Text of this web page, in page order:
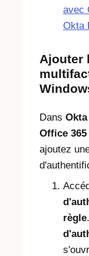
avec
Okta
Ajouter
Dans
Office 365
ajoutez
règle